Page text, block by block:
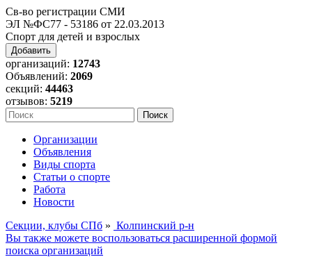
Св-во регистрации СМИ
ЭЛ №ФС77 - 53186 от 22.03.2013
Спорт для детей и взрослых
Добавить
организаций: 12743
Объявлений: 2069
секций: 44463
отзывов: 5219
Организации
Объявления
Виды спорта
Статьи о спорте
Работа
Новости
Секции, клубы СПб » Колпинский р-н
Вы также можете воспользоваться расширенной формой
поиска организаций